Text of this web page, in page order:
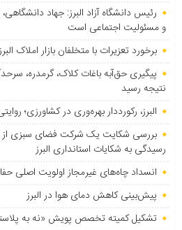
رئیس دانشگاه آزاد البرز: جهاد
و مسئولیت اجتماعی است
برخورد تعزیرات با متخلفان بازار املاک البرز؛ ۱۱ واحد پلمب
پیگیری حق‌آبه باغات کلاک، گرمدره،
نتیجه رسید
البرز، رکورددار بهره‌وری در کشاورزی؛
بررسی شکایت یک شرکت فضای سبزی
رسیدگی به شکایات استانداری البرز
انسداد چاه‌های غیرمجاز اولویت اصلی
پیش‌بینی کاهش دمای هوا در البرز
تشکیل کمیته تخصص پویش «نه به